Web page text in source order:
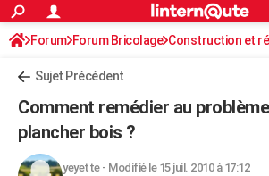
ACTUALITÉS
Politique
Société
Faits Divers
Education
Monde
Villes
+
Programme TV
Streaming
Cinéma
Sorties cinéma
Musique
FINANCE
Retraite
Impôts
Epargne
Immobilier
Risques naturels par ville
Banque
Assurance
Crédit
AUTO
S'inscrire
Connexion
Forum Forum Bricolage Construction et
Sujet Précédent
Comment remédier au
plancher bois ?
yeyette- Modifié le 15 juil. 2010 à 17:12